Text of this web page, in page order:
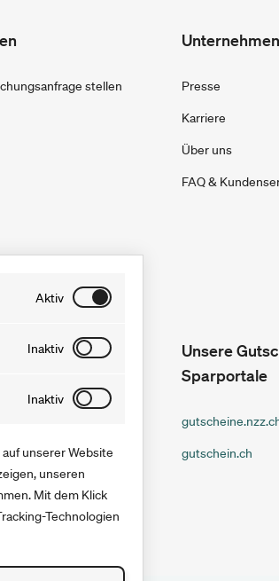
Aktiv
problemlos
löschen, indem
Inaktiv
auf unserer
Inaktiv
können.
werden
unserer Website
unseren
Mit dem Klick
Technologien
stellen
Unternehmen
Presse
Karriere
Über uns
FAQ &
Unsere
Sparportale
gutschein.ch